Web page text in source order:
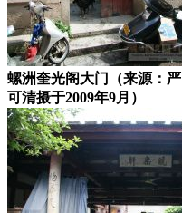
螺洲奎光阁大门（来源：严
可清摄于2009年9月）